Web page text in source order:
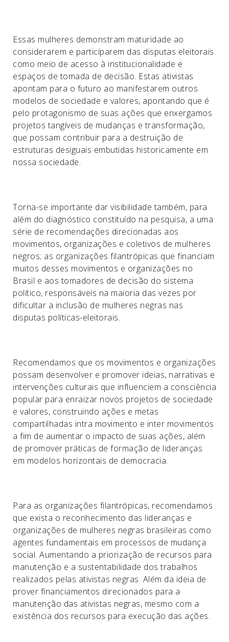
Essas mulheres demonstram maturidade ao
considerarem e participarem das disputas eleitorais
como meio de acesso à institucionalidade e
espaços de tomada de decisão. Estas ativistas
apontam para o futuro ao manifestarem outros
modelos de sociedade e valores, apontando que é
pelo protagonismo de suas ações que enxergamos
projetos tangíveis de mudanças e transformação,
que possam contribuir para a destruição de
estruturas desiguais embutidas historicamente em
nossa sociedade.
Torna-se importante dar visibilidade também, para
além do diagnóstico constituído na pesquisa, a uma
série de recomendações direcionadas aos
movimentos, organizações e coletivos de mulheres
negros; as organizações filantrópicas que financiam
muitos desses movimentos e organizações no
Brasil e aos tomadores de decisão do sistema
político, responsáveis na maioria das vezes por
dificultar a inclusão de mulheres negras nas
disputas políticas-eleitorais.
Recomendamos que os movimentos e organizações
possam desenvolver e promover ideias, narrativas e
intervenções culturais que influenciem a consciência
popular para enraizar novos projetos de sociedade
e valores, construindo ações e metas
compartilhadas intra movimento e inter movimentos
a fim de aumentar o impacto de suas ações, além
de promover práticas de formação de lideranças
em modelos horizontais de democracia.
Para as organizações filantrópicas, recomendamos
que exista o reconhecimento das lideranças e
organizações de mulheres negras brasileiras como
agentes fundamentais em processos de mudança
social. Aumentando a priorização de recursos para
manutenção e a sustentabilidade dos trabalhos
realizados pelas ativistas negras. Além da ideia de
prover financiamentos direcionados para a
manutenção das ativistas negras, mesmo com a
existência dos recursos para execução das ações.